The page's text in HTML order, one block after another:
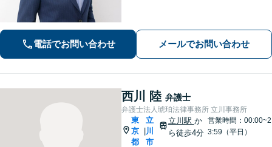
を心がけています【離婚・男女問題／
相続・遺言／交通事故】
電話でお問い合わせ メールでお問い合わせ
西川 陸 弁護士
弁護士法人琥珀法律事務所 立川事務所
東
京
都
立
川
市
立川駅 か
ら徒歩4分
営業時間：00:00~2
3:59（平日）